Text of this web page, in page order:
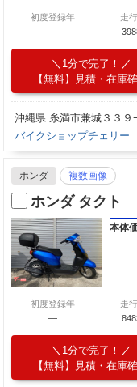
初度登録年
―
走
1分で完了！
【無料】見積・在庫
沖縄県 糸満市兼城３３９
バイクショップチェリー
ホンダ 複数画像
ホンダ タクト
本体
初度登録年
―
走
1分で完了！
【無料】見積・在庫